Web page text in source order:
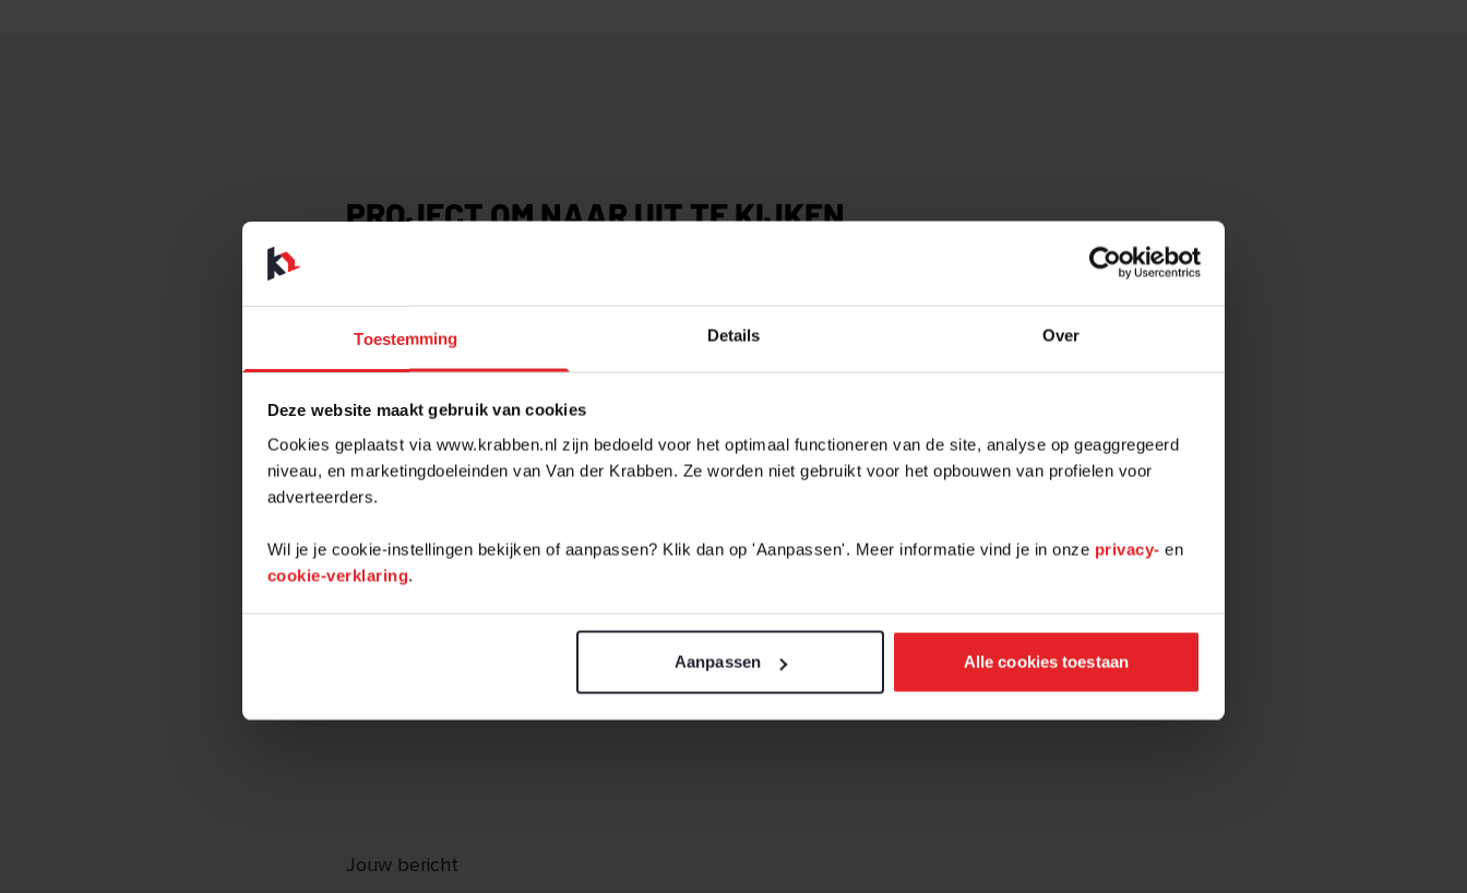
Toestemming Details Over
Deze website maakt gebruik van cookies
Cookies geplaatst via www.krabben.nl zijn bedoeld voor het optimaal functioneren van de site, analyse op geaggregeerd
niveau, en marketingdoeleinden van Van der Krabben. Ze worden niet gebruikt voor het opbouwen van profielen voor
adverteerders.
Wil je je cookie-instellingen bekijken of aanpassen? Klik dan op 'Aanpassen'. Meer informatie vind je in onze privacy- en
cookie-verklaring.
Aanpassen Alle cookies toestaan
PROJECT OM NAAR UIT TE KIJKEN
projecten? Vul onderstaand formulier in en we houden je op de hoogte!